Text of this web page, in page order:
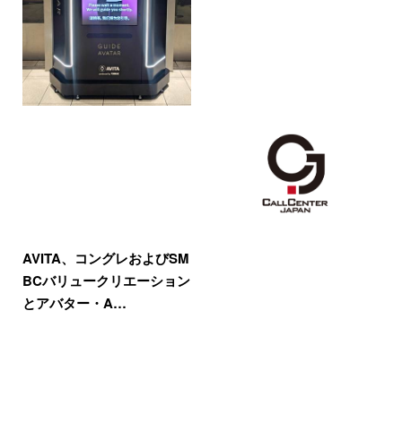
AVITA、コングレおよびSM
BCバリュークリエーション
とアバター・A…